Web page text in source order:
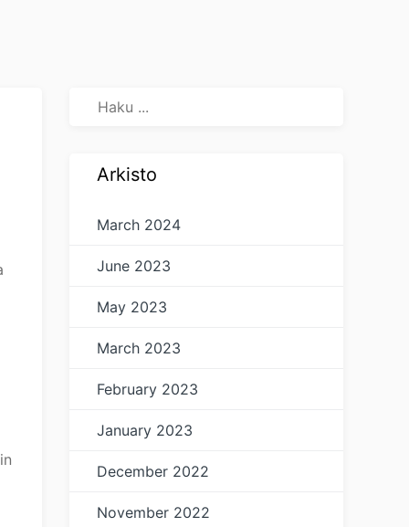
Arkisto
March 2024
June 2023
May 2023
March 2023
February 2023
January 2023
December 2022
November 2022